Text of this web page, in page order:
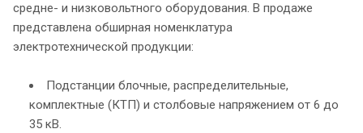
средне- и низковольтного оборудования. В продаже
представлена обширная номенклатура
электротехнической продукции:
Подстанции блочные, распределительные,
комплектные (КТП) и столбовые напряжением от 6 до
35 кВ.